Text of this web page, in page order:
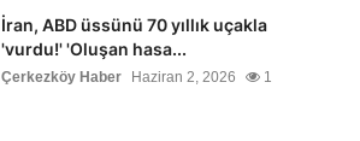
İran, ABD üssünü 70 yıllık uçakla
'vurdu!' 'Oluşan hasa...
Çerkezköy Haber Haziran 2, 2026 1